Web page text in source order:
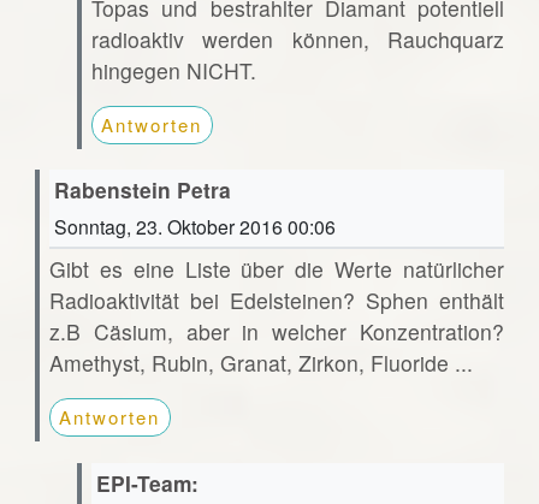
Topas und bestrahlter Diamant potentiell
radioaktiv werden können, Rauchquarz
hingegen NICHT.
Antworten
Rabenstein Petra
Sonntag, 23. Oktober 2016 00:06
Gibt es eine Liste über die Werte natürlicher
Radioaktivität bei Edelsteinen? Sphen enthält
z.B Cäsium, aber in welcher Konzentration?
Amethyst, Rubin, Granat, Zirkon, Fluoride ...
Antworten
EPI-Team: